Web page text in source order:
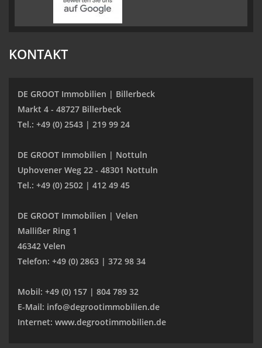
KONTAKT
DE GROOT Immobilien | Billerbeck
Markt 4 - 48727 Billerbeck
Tel.: +49 (0) 2543 | 219 99 24
DE GROOT Immobilien | Nottuln
Uphovener Weg 22 - 48301 Nottuln
Tel.: +49 (0) 2502 | 412 49 45
DE GROOT Immobilien | Velen
Mallißer Ring 1
46342 Velen
Telefon: +49 (0) 2863 | 372 98 34
Mobil: +49 (0) 157 | 804 789 32
E-Mail: info@degrootimmobilien.de
Internet: www.degrootimmobilien.de